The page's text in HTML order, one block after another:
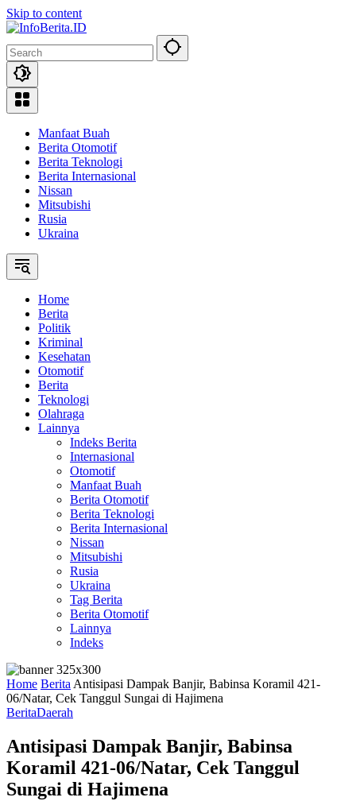
Skip to content
Manfaat Buah
Berita Otomotif
Berita Teknologi
Berita Internasional
Nissan
Mitsubishi
Rusia
Ukraina
Home
Berita
Politik
Kriminal
Kesehatan
Otomotif
Berita
Teknologi
Olahraga
Lainnya
Indeks Berita
Internasional
Otomotif
Manfaat Buah
Berita Otomotif
Berita Teknologi
Berita Internasional
Nissan
Mitsubishi
Rusia
Ukraina
Tag Berita
Berita Otomotif
Lainnya
Indeks
Home Berita Antisipasi Dampak Banjir, Babinsa Koramil 421-
06/Natar, Cek Tanggul Sungai di Hajimena
BeritaDaerah
Antisipasi Dampak Banjir, Babinsa
Koramil 421-06/Natar, Cek Tanggul
Sungai di Hajimena